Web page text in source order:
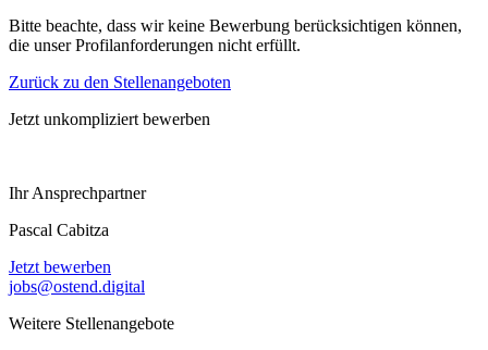
Bitte beachte, dass wir keine Bewerbung berücksichtigen können,
die unser Profilanforderungen nicht erfüllt.
Zurück zu den Stellenangeboten
Jetzt unkompliziert bewerben
Ihr Ansprechpartner
Pascal Cabitza
Jetzt bewerben
jobs@ostend.digital
Weitere Stellenangebote